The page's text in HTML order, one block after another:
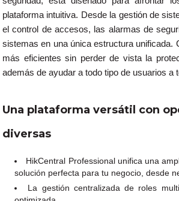
plataforma intuitiva. Desde la gestión de
el control de accesos, las alarmas de
sistemas en una única estructura unificada.
más eficientes sin perder de vista la
además de ayudar a todo tipo de usuarios a
Una plataforma versátil con
diversas
HikCentral Professional unifica una
solución perfecta para tu negocio, desde
La gestión centralizada de roles